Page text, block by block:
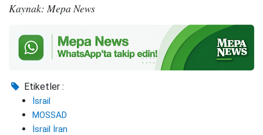
Kaynak: Mepa News
Etiketler :
İsrail
MOSSAD
İsrail İran